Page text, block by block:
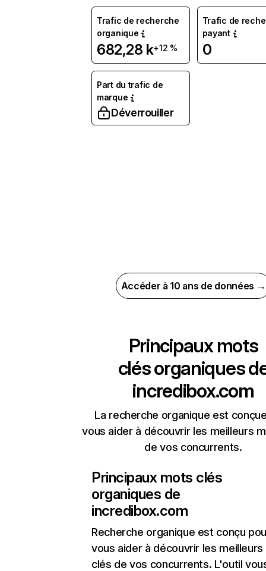
Trafic de recherche
organique
682,28 k+12 %
Trafic de
payant
0
Part du trafic de
marque
Déverrouiller
Accéder à 10 ans de données →
Principaux mots
clés organiques
incredibox.com
La recherche organique est
vous aider à découvrir les meilleurs
de vos concurrents.
Principaux mots clés
organiques de
incredibox.com
Recherche organique est conçu
vous aider à découvrir les
clés de vos concurrents. L'outil